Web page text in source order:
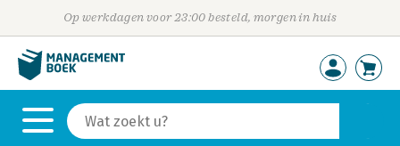
Op werkdagen voor 23:00 besteld, morgen in huis